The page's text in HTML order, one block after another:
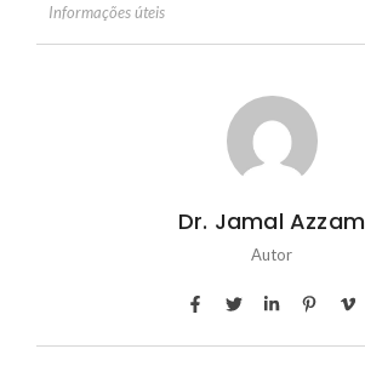
Informações úteis
Dr. Jamal Azzam
Autor